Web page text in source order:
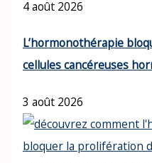
4 août 2026
L’hormonothérapie
cellules cancéreuses
3 août 2026